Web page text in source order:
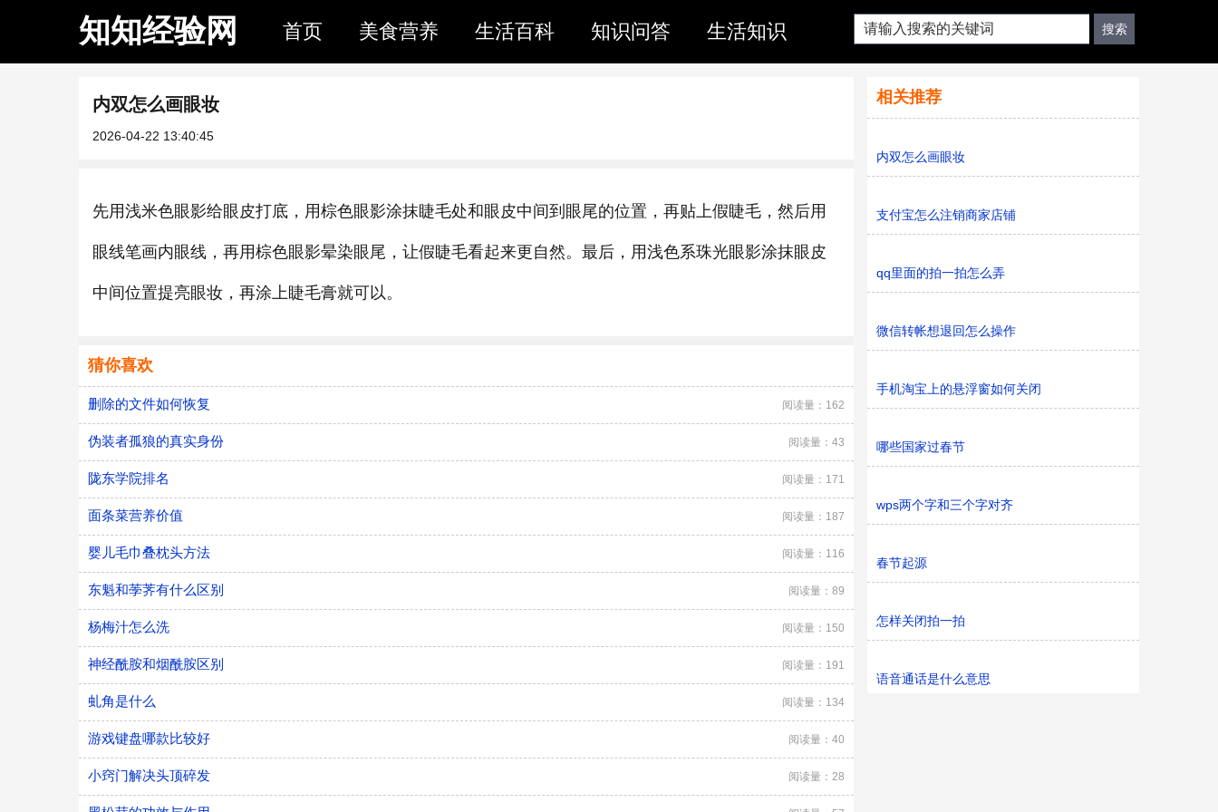
知知经验网 首页 美食营养 生活百科 知识问答 生活知识
内双怎么画眼妆
2026-04-22 13:40:45
先用浅米色眼影给眼皮打底，用棕色眼影涂抹睫毛处和眼皮中间到眼尾的位置，再贴上假睫毛，然后用
眼线笔画内眼线，再用棕色眼影晕染眼尾，让假睫毛看起来更自然。最后，用浅色系珠光眼影涂抹眼皮
中间位置提亮眼妆，再涂上睫毛膏就可以。
猜你喜欢
删除的文件如何恢复 阅读量：162
伪装者孤狼的真实身份 阅读量：43
陇东学院排名 阅读量：171
面条菜营养价值 阅读量：187
婴儿毛巾叠枕头方法 阅读量：116
东魁和荸荠有什么区别 阅读量：89
杨梅汁怎么洗 阅读量：150
神经酰胺和烟酰胺区别 阅读量：191
虬角是什么 阅读量：134
游戏键盘哪款比较好 阅读量：40
小窍门解决头顶碎发 阅读量：28
相关推荐
内双怎么画眼妆
支付宝怎么注销商家店铺
qq里面的拍一拍怎么弄
微信转帐想退回怎么操作
手机淘宝上的悬浮窗如何关闭
哪些国家过春节
wps两个字和三个字对齐
春节起源
怎样关闭拍一拍
语音通话是什么意思